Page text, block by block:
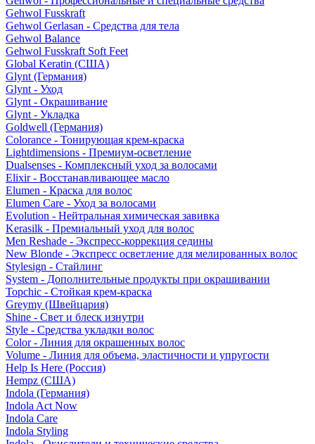
Gehwol Fusskraft
Gehwol Gerlasan - Средства для тела
Gehwol Balance
Gehwol Fusskraft Soft Feet
Global Keratin (США)
Glynt (Германия)
Glynt - Уход
Glynt - Окрашивание
Glynt - Укладка
Goldwell (Германия)
Colorance - Тонирующая крем-краска
Lightdimensions - Премиум-осветление
Dualsenses - Комплексный уход за волосами
Elixir - Восстанавливающее масло
Elumen - Краска для волос
Elumen Care - Уход за волосами
Evolution - Нейтральная химическая завивка
Kerasilk - Премиальный уход для волос
Men Reshade - Экспресс-коррекция седины
New Blonde - Экспресс осветление для мелированных волос
Stylesign - Стайлинг
System - Дополнительные продукты при окрашивании
Topchic - Стойкая крем-краска
Greymy (Швейцария)
Shine - Свет и блеск изнутри
Style - Средства укладки волос
Color - Линия для окрашенных волос
Volume - Линия для объема, эластичности и упругости
Help Is Here (Россия)
Hempz (США)
Indola (Германия)
Indola Act Now
Indola Care
Indola Styling